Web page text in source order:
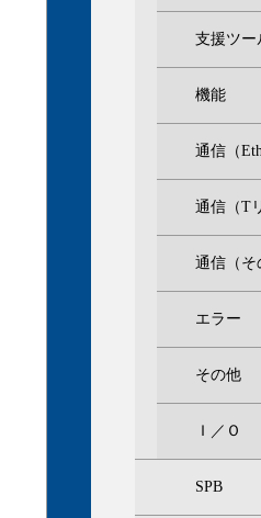
支援ツー
機能
通信（
通信（T
通信（そ
エラー
その他
Ｉ／Ｏ
SPB